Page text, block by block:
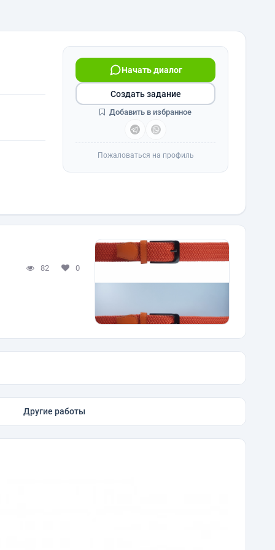
Начать диалог
Создать задание
Добавить в избранное
Пожаловаться на профиль
82 0
Другие работы